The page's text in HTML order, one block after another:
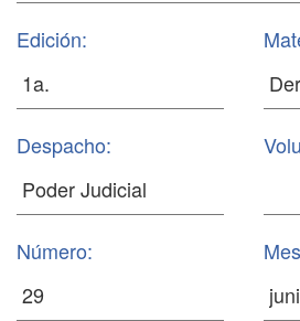
Edición:
Despacho:
Número: